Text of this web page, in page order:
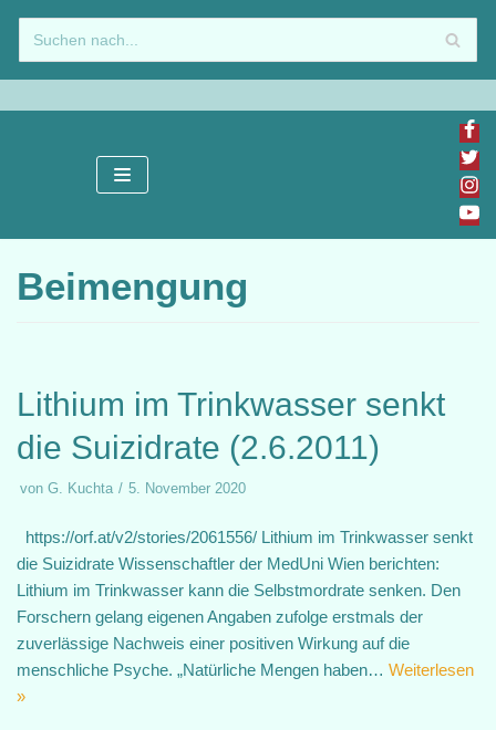
Zum
Inhalt
springen
Beimengung
Lithium im Trinkwasser senkt
die Suizidrate (2.6.2011)
von G. Kuchta 5. November 2020
https://orf.at/v2/stories/2061556/ Lithium im Trinkwasser senkt
die Suizidrate Wissenschaftler der MedUni Wien berichten:
Lithium im Trinkwasser kann die Selbstmordrate senken. Den
Forschern gelang eigenen Angaben zufolge erstmals der
zuverlässige Nachweis einer positiven Wirkung auf die
menschliche Psyche. „Natürliche Mengen haben… Weiterlesen
»